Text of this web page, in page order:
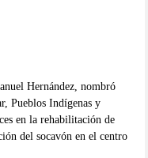
Hernández, nombró
Pueblos Indígenas y
en la rehabilitación de
del socavón en el centro